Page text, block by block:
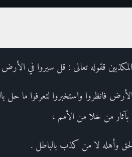
ققوله تعالى : قل سيروا في
فانظروا واستخبروا لتعرفوا ما حل
بآثار من خلا من الأمم ،
وأهله لا من كذب بالباطل .